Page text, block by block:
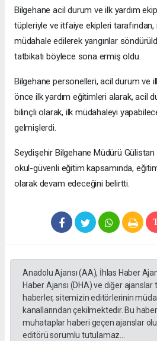
Bilgehane acil durum ve ilk yardım
tüpleriyle ve itfaiye ekipleri tarafından,
müdahale edilerek yangınlar
tatbikatı böylece sona ermiş oldu.
Bilgehane personelleri, acil durum ve
önce ilk yardım eğitimleri alarak, acil
bilinçli olarak, ilk müdahaleyi
gelmişlerdi.
Seydişehir Bilgehane Müdürü Gülistan
okul-güvenli eğitim kapsamında,
olarak devam edeceğini belirtti.
Anadolu Ajansı (AA), İhlas Haber
Haber Ajansı (DHA) ve diğer
haberler, sitemizin editörlerinin
kanallarından çekilmektedir. Bu
muhataplar haberi geçen ajanslar
editörü sorumlu tutulamaz...